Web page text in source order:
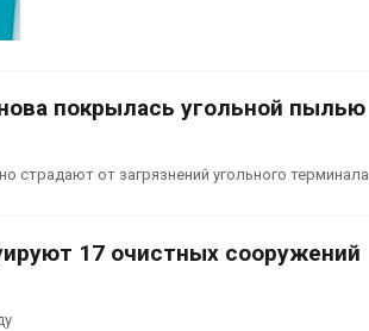
покрылась угольной пылью
страдают от загрязнений угольного терминала
17 очистных сооружений